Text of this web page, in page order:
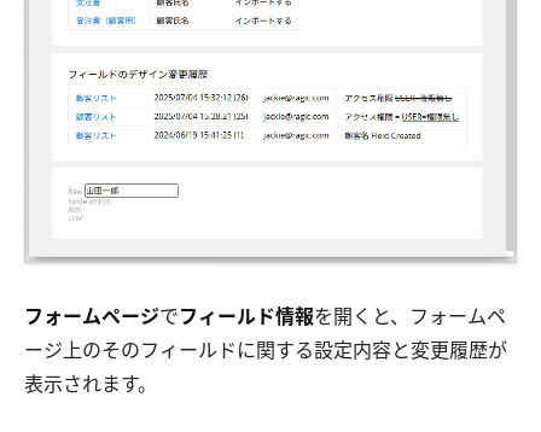
フォームページでフィールド情報を開くと、フォームペ
ージ上のそのフィールドに関する設定内容と変更履歴が
表示されます。